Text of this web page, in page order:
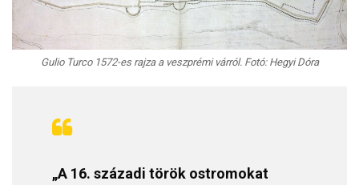
Gulio Turco 1572-es rajza a veszprémi várról. Fotó: Hegyi Dóra
„A 16. századi török ostromokat